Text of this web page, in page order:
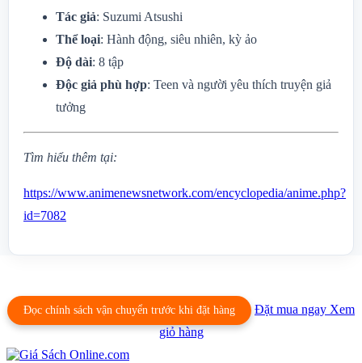
Tác giả: Suzumi Atsushi
Thể loại: Hành động, siêu nhiên, kỳ ảo
Độ dài: 8 tập
Độc giả phù hợp: Teen và người yêu thích truyện giả
tưởng
Tìm hiểu thêm tại:
https://www.animenewsnetwork.com/encyclopedia/anime.php?
id=7082
Đọc chính sách vận chuyển trước khi đặt hàng Đặt mua ngay Xem
giỏ hàng